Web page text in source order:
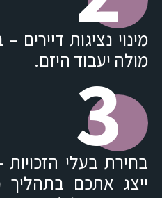
מינוי נציגות דיירים
מולה יעבוד היזם.
3
בחירת בעלי
ייצג אתכם